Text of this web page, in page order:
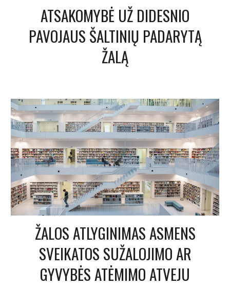
ATSAKOMYBĖ UŽ DIDESNIO
PAVOJAUS ŠALTINIŲ PADARYTĄ
ŽALĄ
ŽALOS ATLYGINIMAS ASMENS
SVEIKATOS SUŽALOJIMO AR
GYVYBĖS ATĖMIMO ATVEJU